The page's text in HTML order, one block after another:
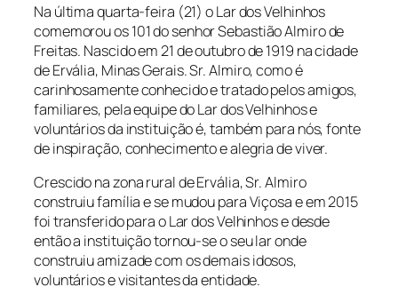
Na última quarta-feira (21) o Lar dos Velhinhos
comemorou os 101 do senhor Sebastião Almiro de
Freitas. Nascido em 21 de outubro de 1919 na cidade
de Ervália, Minas Gerais.Sr. Almiro, como é
carinhosamente conhecido e tratado pelos amigos,
familiares, pela equipe do Lar dos Velhinhos e
voluntários da instituição é, também para nós, fonte
de inspiração, conhecimento e alegria de viver.
Crescido na zona rural de Ervália, Sr. Almiro
construiu família e se mudou para Viçosa e em 2015
foi transferido para o Lar dos Velhinhos e desde
então a instituição tornou-se o seu lar onde
construiu amizade com os demais idosos,
voluntários e visitantes da entidade.